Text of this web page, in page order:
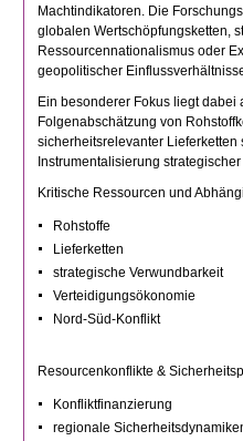
Machtindikatoren. Die
globalen Wertschöpfungsketten,
Ressourcennationalismus oder
geopolitischer
Ein besonderer Fokus liegt dabei
Folgenabschätzung von
sicherheitsrelevanter Lieferketten
Instrumentalisierung
Kritische Ressourcen und
Rohstoffe
Lieferketten
strategische Verwundbarkeit
Verteidigungsökonomie
Nord-Süd-Konflikt
Resourcenkonflikte &
Konfliktfinanzierung
regionale